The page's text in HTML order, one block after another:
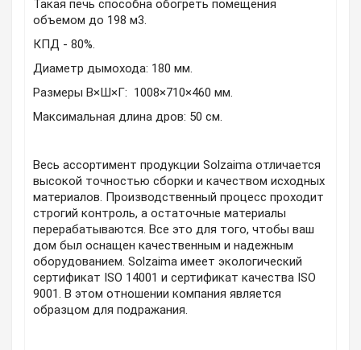
Такая печь способна обогреть помещения
объемом до 198 м3.
КПД - 80%.
Диаметр дымохода: 180 мм.
Размеры В×Ш×Г: 1008×710×460 мм.
Максимальная длина дров: 50 см.
Весь ассортимент продукции Solzaima отличается
высокой точностью сборки и качеством исходных
материалов. Производственный процесс проходит
строгий контроль, а остаточные материалы
перерабатываются. Все это для того, чтобы ваш
дом был оснащен качественным и надежным
оборудованием. Solzaima имеет экологический
сертификат ISO 14001 и сертификат качества ISO
9001. В этом отношении компания является
образцом для подражания.